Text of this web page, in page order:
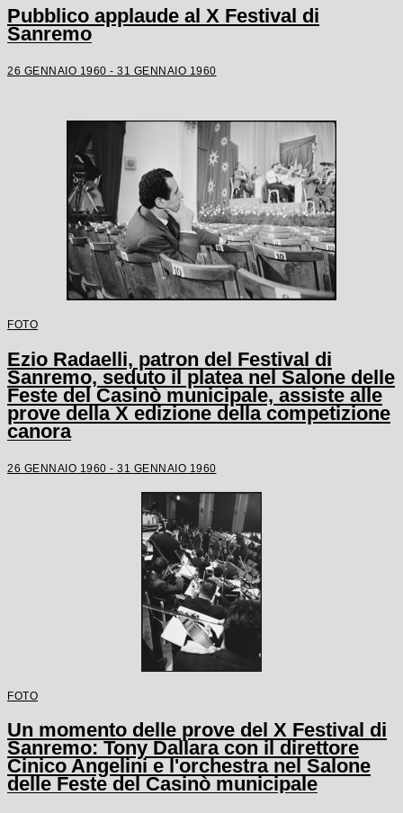
Pubblico applaude al X Festival di
Sanremo
26 GENNAIO 1960 - 31 GENNAIO 1960
FOTO
Ezio Radaelli, patron del Festival di
Sanremo, seduto il platea nel Salone delle
Feste del Casinò municipale, assiste alle
prove della X edizione della competizione
canora
26 GENNAIO 1960 - 31 GENNAIO 1960
FOTO
Un momento delle prove del X Festival di
Sanremo: Tony Dallara con il direttore
Cinico Angelini e l'orchestra nel Salone
delle Feste del Casinò municipale